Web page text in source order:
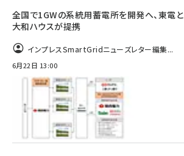
全国で1GWの系統用蓄電所を開発へ、東電と
大和ハウスが提携
インプレスSmartGridニューズレター編集...
6月22日 13:00